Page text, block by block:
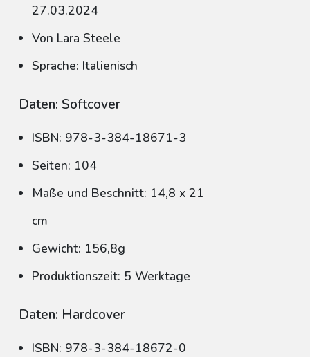
27.03.2024
Von Lara Steele
Sprache: Italienisch
Daten: Softcover
ISBN: 978-3-384-18671-3
Seiten: 104
Maße und Beschnitt: 14,8 x 21
cm
Gewicht: 156,8g
Produktionszeit: 5 Werktage
Daten: Hardcover
ISBN: 978-3-384-18672-0